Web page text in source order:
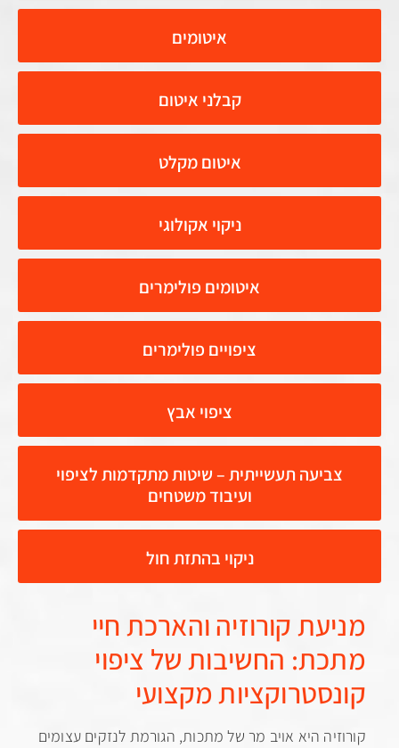
קבלני איטום
איטום מקלט
ניקוי אקולוגי
איטומים פולימרים
ציפויים פולימרים
ציפוי אבץ
תעשייתית – שיטות מתקדמות לציפוי
ועיבוד משטחים
ניקוי בהתזת חול
קורוזיה והארכת חיי
החשיבות של ציפוי
מקצועי
היא אויב מר של מתכות, הגורמת לנזקים עצומים